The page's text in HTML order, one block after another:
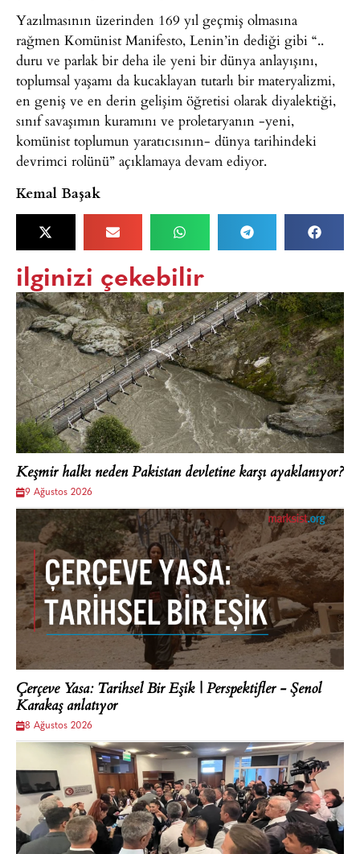
Yazılmasının üzerinden 169 yıl geçmiş olmasına
rağmen Komünist Manifesto, Lenin’in dediği gibi “..
duru ve parlak bir deha ile yeni bir dünya anlayışını,
toplumsal yaşamı da kucaklayan tutarlı bir materyalizmi,
en geniş ve en derin gelişim öğretisi olarak diyalektiği,
sınıf savaşımın kuramını ve proletaryanın -yeni,
komünist toplumun yaratıcısının- dünya tarihindeki
devrimci rolünü” açıklamaya devam ediyor.
Kemal Başak
ilginizi çekebilir
Keşmir halkı neden Pakistan devletine karşı ayaklanıyor?
9 Ağustos 2026
Çerçeve Yasa: Tarihsel Bir Eşik | Perspektifler - Şenol
Karakaş anlatıyor
8 Ağustos 2026